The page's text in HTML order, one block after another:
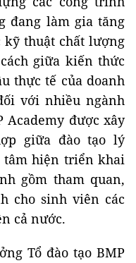
đang làm gia tăng
kỹ thuật chất lượng
giữa kiến thức
thực tế của doanh
với nhiều ngành
Academy được xây
giữa đào tạo lý
tâm hiện triển khai
gồm tham quan,
cho sinh viên các
cả nước.
Tổ đào tạo BMP